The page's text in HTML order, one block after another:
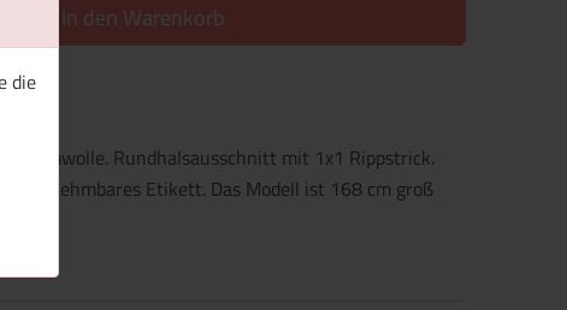
die
In den Warenkorb
Rundhalsausschnitt mit 1x1 Rippstrick.
Abnehmbares Etikett. Das Modell ist 168 cm groß